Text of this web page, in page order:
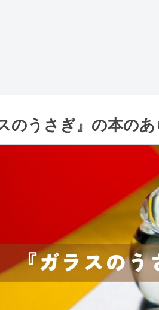
のうさぎ』の本の